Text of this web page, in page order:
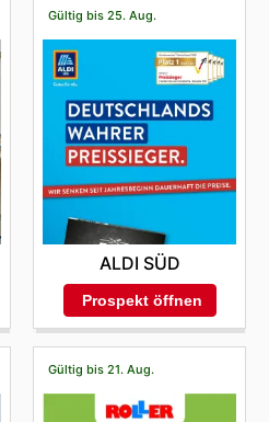
Gültig bis 25. Aug.
ALDI SÜD
Prospekt öffnen
Gültig bis 21. Aug.